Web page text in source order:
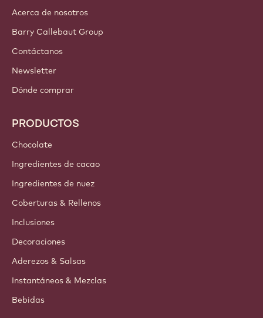
Acerca de nosotros
Barry Callebaut Group
Contáctanos
Newsletter
Dónde comprar
PRODUCTOS
Chocolate
Ingredientes de cacao
Ingredientes de nuez
Coberturas & Rellenos
Inclusiones
Decoraciones
Aderezos & Salsas
Instantáneos & Mezclas
Bebidas